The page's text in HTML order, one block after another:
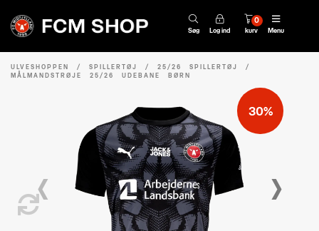
Søg Log ind kurv
0
Menu
ULVESHOPPEN / SPILLERTØJ / 25/26 SPILLERTØJ
/
MÅLMANDSTRØJE 25/26 UDEBANE BØRN
30%
‹ ›